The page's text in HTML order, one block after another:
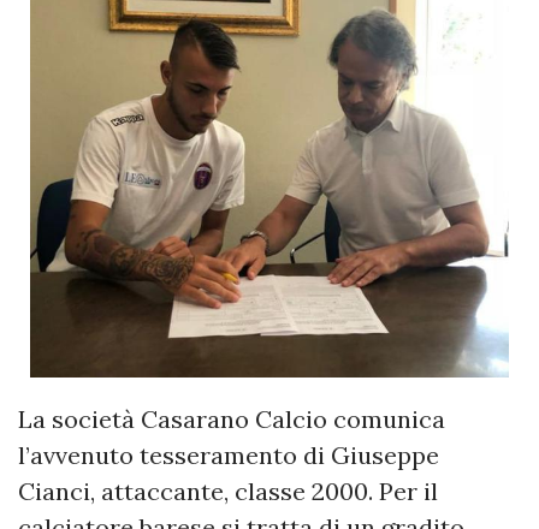
La società Casarano Calcio comunica
l’avvenuto tesseramento di Giuseppe
Cianci, attaccante, classe 2000. Per il